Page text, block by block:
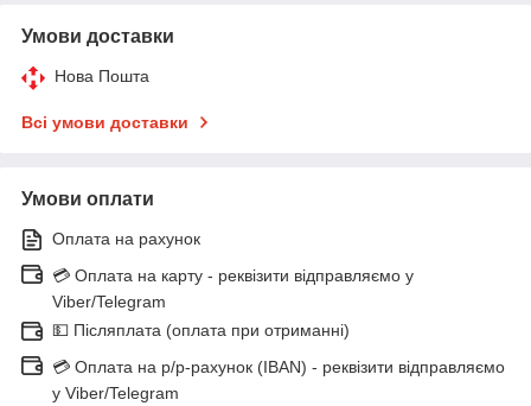
Умови доставки
Нова Пошта
Всі умови доставки
Умови оплати
Оплата на рахунок
💳 Оплата на карту - реквізити відправляємо у
Viber/Telegram
💵 Післяплата (оплата при отриманні)
💳 Оплата на р/р-рахунок (IBAN) - реквізити відправляємо
у Viber/Telegram